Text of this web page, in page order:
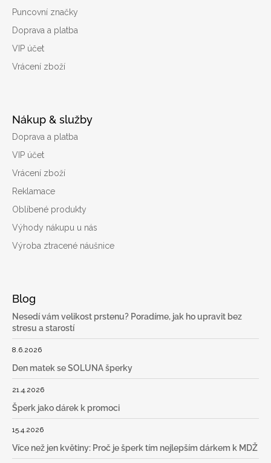
Puncovní značky
Doprava a platba
VIP účet
Vrácení zboží
Nákup & služby
Doprava a platba
VIP účet
Vrácení zboží
Reklamace
Oblíbené produkty
Výhody nákupu u nás
Výroba ztracené náušnice
Blog
Nesedí vám velikost prstenu? Poradíme, jak ho upravit bez
stresu a starostí
8.6.2026
Den matek se SOLUNA šperky
21.4.2026
Šperk jako dárek k promoci
15.4.2026
Více než jen květiny: Proč je šperk tím nejlepším dárkem k MDŽ